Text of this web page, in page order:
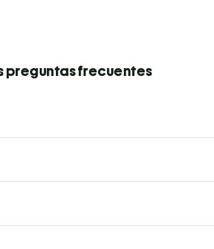
preguntas frecuentes